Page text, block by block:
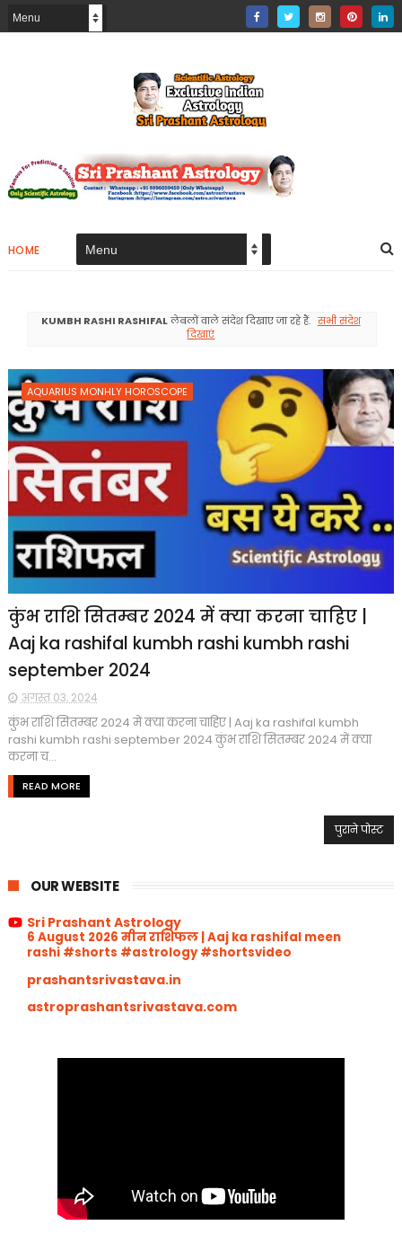
HOME
KUMBH RASHI RASHIFALलेबलों वाले संदेश दिखाए जा रहे हैं. सभी संदेश
दिखाएं
AQUARIUS MONHLY HOROSCOPE
कुंभ राशि सितम्बर 2024 में क्या करना चाहिए |
Aaj ka rashifal kumbh rashi kumbh rashi
september 2024
अगस्त 03, 2024
कुंभ राशि सितम्बर 2024 में क्या करना चाहिए | Aaj ka rashifal kumbh
rashi kumbh rashi september 2024 कुंभ राशि सितम्बर 2024 में क्या
करना च...
READ MORE
पुराने पोस्ट
OUR WEBSITE
Sri Prashant Astrology
6 August 2026 मीन राशिफल | Aaj ka rashifal meen
rashi #shorts #astrology #shortsvideo
prashantsrivastava.in
astroprashantsrivastava.com